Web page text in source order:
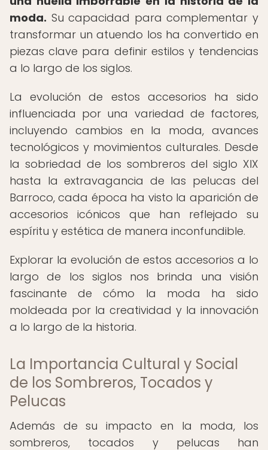
moda. Su capacidad para complementar y
transformar un atuendo los ha convertido en
piezas clave para definir estilos y tendencias
a lo largo de los siglos.
La evolución de estos accesorios ha sido
influenciada por una variedad de factores,
incluyendo cambios en la moda, avances
tecnológicos y movimientos culturales. Desde
la sobriedad de los sombreros del siglo XIX
hasta la extravagancia de las pelucas del
Barroco, cada época ha visto la aparición de
accesorios icónicos que han reflejado su
espíritu y estética de manera inconfundible.
Explorar la evolución de estos accesorios a lo
largo de los siglos nos brinda una visión
fascinante de cómo la moda ha sido
moldeada por la creatividad y la innovación
a lo largo de la historia.
La Importancia Cultural y Social
de los Sombreros, Tocados y
Pelucas
Además de su impacto en la moda, los
sombreros, tocados y pelucas han